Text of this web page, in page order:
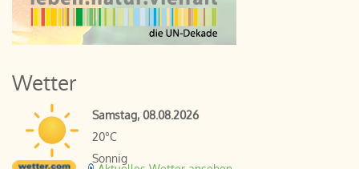
Wetter
Samstag, 08.08.2026
20°C
Sonnig